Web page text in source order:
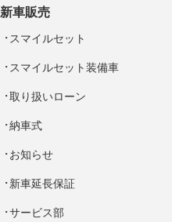
新車販売
スマイルセット
スマイルセット装備車
取り扱いローン
納車式
お知らせ
新車延長保証
サービス部